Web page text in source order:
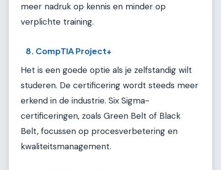
meer nadruk op kennis en minder op
verplichte training.
8. CompTIA Project+
Het is een goede optie als je zelfstandig wilt
studeren. De certificering wordt steeds meer
erkend in de industrie. Six Sigma-
certificeringen, zoals Green Belt of Black
Belt, focussen op procesverbetering en
kwaliteitsmanagement.